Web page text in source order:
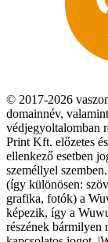
© 2017-2026
domainnév,
védjegyoltalomban
Print Kft. előzetes
ellenkező esetben
személlyel
(így különösen:
grafika, fotók) a
képezik, így a
részének bármilyen